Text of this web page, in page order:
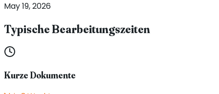
May 19, 2026
Typische Bearbeitungszeiten
Kurze Dokumente